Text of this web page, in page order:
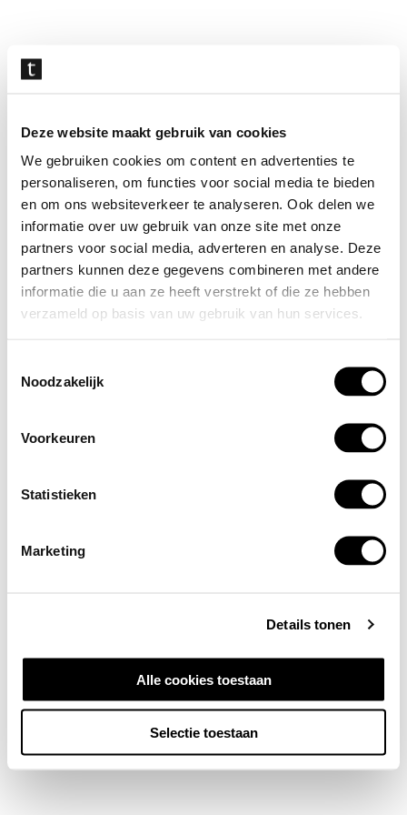
Deze website maakt gebruik van cookies
We gebruiken cookies om content en advertenties te
personaliseren, om functies voor social media te bieden
en om ons websiteverkeer te analyseren. Ook delen we
informatie over uw gebruik van onze site met onze
partners voor social media, adverteren en analyse. Deze
partners kunnen deze gegevens combineren met andere
informatie die u aan ze heeft verstrekt of die ze hebben
verzameld op basis van uw gebruik van hun services.
Noodzakelijk
Voorkeuren
Statistieken
Marketing
Details tonen
Alle cookies toestaan
Selectie toestaan
overslaan